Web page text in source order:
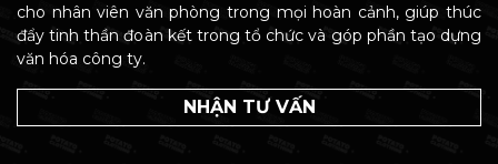
cho nhân viên văn phòng trong mọi hoàn cảnh, giúp thúc
đẩy tinh thần đoàn kết trong tổ chức và góp phần tạo dựng
văn hóa công ty.
NHẬN TƯ VẤN